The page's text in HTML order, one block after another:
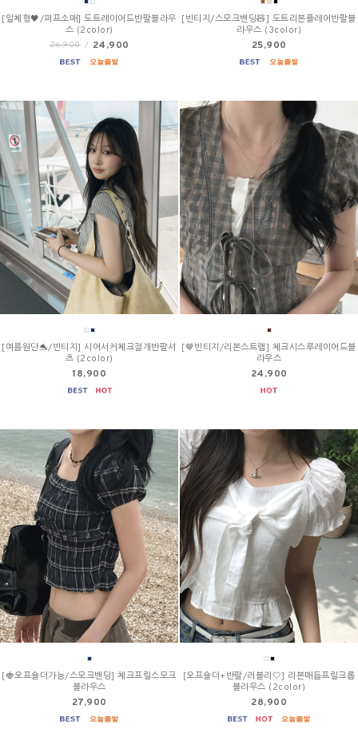
[일체형🖤/퍼프소매] 도트레이어드반팔블라우
스 (2color)
26,900 / 24,900
[빈티지/스모크밴딩🧸] 도트리본플레어반팔블
라우스 (3color)
25,900
[여름원단🐬/빈티지] 시어서커체크절개반팔셔
츠 (2color)
18,900
[🤎빈티지/리본스트랩] 체크시스루레이어드블
라우스
24,900
[🍓오프숄더가능/스모크밴딩] 체크프릴스모크
블라우스
27,900
[오프숄더+반팔/러블리🤍] 리본매듭프릴크롭
블라우스 (2color)
28,900